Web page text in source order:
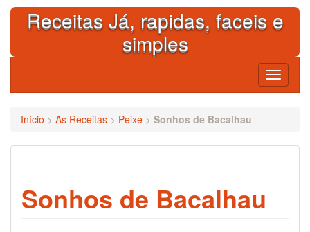
Skip
contentReceitas Já, rapidas, faceis e
simples
Toggle
Início > As Receitas > Peixe > Sonhos de Bacalhau
Sonhos de Bacalhau